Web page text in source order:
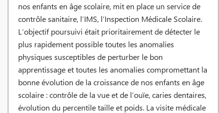
nos enfants en âge scolaire, mit en place un service de
contrôle sanitaire, l’IMS, l’Inspection Médicale Scolaire.
L’objectif poursuivi était prioritairement de détecter le
plus rapidement possible toutes les anomalies
physiques susceptibles de perturber le bon
apprentissage et toutes les anomalies compromettant la
bonne évolution de la croissance de nos enfants en âge
scolaire : contrôle de la vue et de l’ouïe, caries dentaires,
évolution du percentile taille et poids. La visite médicale